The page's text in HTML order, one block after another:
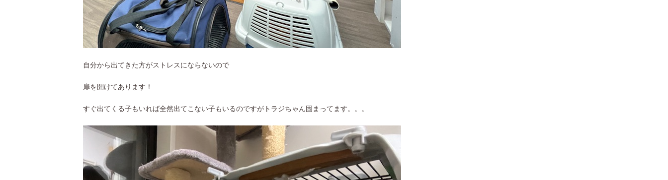
自分から出てきた方がストレスにならないので
扉を開けてあります！
すぐ出てくる子もいれば全然出てこない子もいるのですがトラジちゃん固まってます。。。